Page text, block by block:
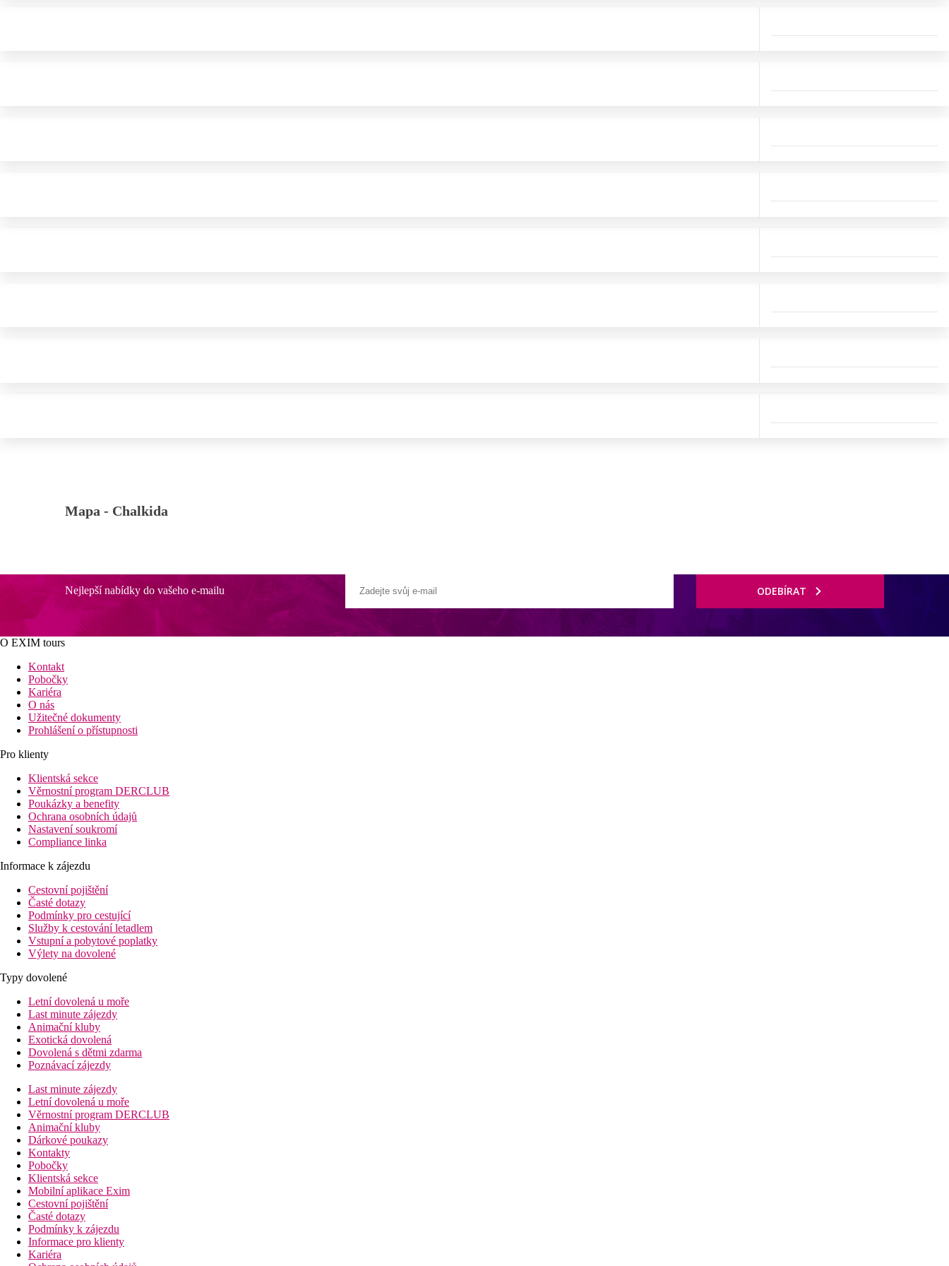
Mapa - Chalkida
Nejlepší nabídky do vašeho e-mailu ODEBÍRAT
O EXIM tours
Kontakt
Pobočky
Kariéra
O nás
Užitečné dokumenty
Prohlášení o přístupnosti
Pro klienty
Klientská sekce
Věrnostní program DERCLUB
Poukázky a benefity
Ochrana osobních údajů
Nastavení soukromí
Compliance linka
Informace k zájezdu
Cestovní pojištění
Časté dotazy
Podmínky pro cestující
Služby k cestování letadlem
Vstupní a pobytové poplatky
Výlety na dovolené
Typy dovolené
Letní dovolená u moře
Last minute zájezdy
Animační kluby
Exotická dovolená
Dovolená s dětmi zdarma
Poznávací zájezdy
Last minute zájezdy
Letní dovolená u moře
Věrnostní program DERCLUB
Animační kluby
Dárkové poukazy
Kontakty
Pobočky
Klientská sekce
Mobilní aplikace Exim
Cestovní pojištění
Časté dotazy
Podmínky k zájezdu
Informace pro klienty
Kariéra